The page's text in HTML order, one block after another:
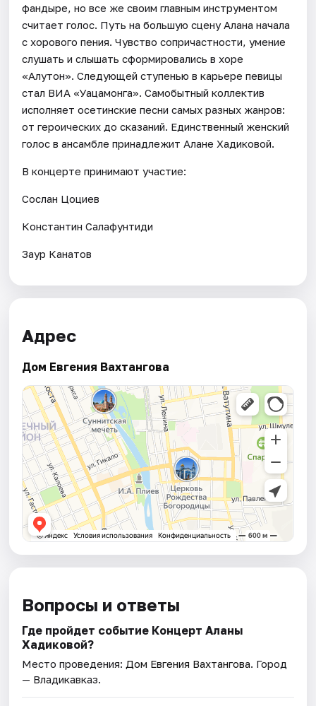
фандыре, но все же своим главным инструментом
считает голос. Путь на большую сцену Алана начала
с хорового пения. Чувство сопричастности, умение
слушать и слышать сформировались в хоре
«Алутон». Следующей ступенью в карьере певицы
стал ВИА «Уацамонга». Самобытный коллектив
исполняет осетинские песни самых разных жанров:
от героических до сказаний. Единственный женский
голос в ансамбле принадлежит Алане Хадиковой.
В концерте принимают участие:
Сослан Цоциев
Константин Салафунтиди
Заур Канатов
Адрес
Дом Евгения Вахтангова
Вопросы и ответы
Где пройдет событие Концерт Аланы
Хадиковой?
Место проведения: Дом Евгения Вахтангова. Город
— Владикавказ.